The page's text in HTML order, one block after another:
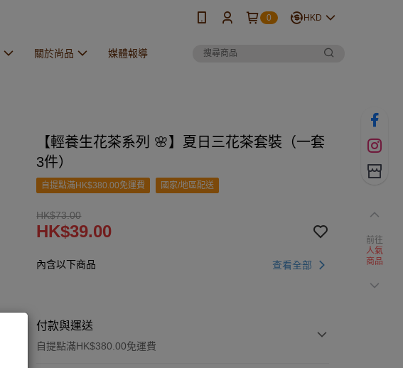
0 HKD
關於尚品 媒體報導
【輕養生花茶系列 🌸】夏日三花茶套裝（一套
3件）
自提點滿HK$380.00免運費 國家/地區配送
HK$73.00
HK$39.00
內含以下商品 查看全部
付款與運送
自提點滿HK$380.00免運費
前往
人氣
商品